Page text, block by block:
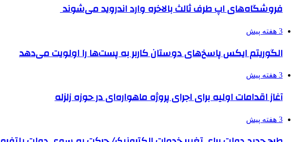
فروشگاه‌های اپ طرف ثالث بالاخره وارد اندروید می‌شوند
3 هفته پیش
الگوریتم ایکس پاسخ‌های دوستان کاربر به پست‌ها را اولویت می‌دهد
3 هفته پیش
آغاز اقدامات اولیه برای اجرای پروژه ماهواره‌ای در حوزه زلزله
3 هفته پیش